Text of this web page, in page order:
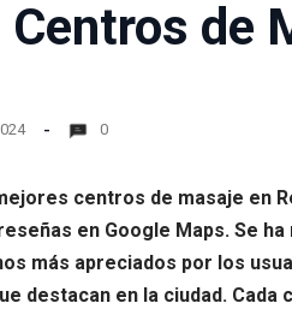
de
0
centros de masaje en
en Google Maps. Se
más apreciados por los
destacan en la ciudad.